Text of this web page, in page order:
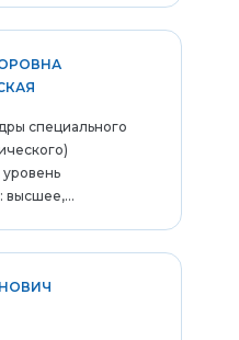
специального
высшее,...